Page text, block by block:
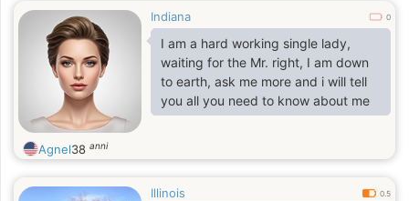
Indiana 0
I am a hard working single lady,
waiting for the Mr. right, I am down
to earth, ask me more and i will tell
you all you need to know about me
Agnel38 anni
Illinois 0.5